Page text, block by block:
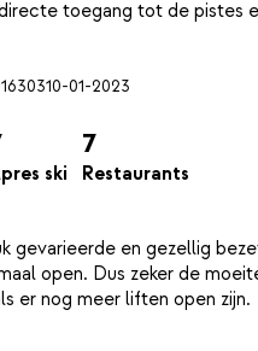
10-01-2023
ski
7
Restaurants
gevarieerde en gezellig
open. Dus zeker de